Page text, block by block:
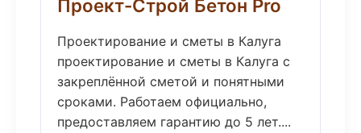
Проект-Строй Бетон Pro
Проектирование и сметы в Калуга
проектирование и сметы в Калуга с
закреплённой сметой и понятными
сроками. Работаем официально,
предоставляем гарантию до 5 лет....